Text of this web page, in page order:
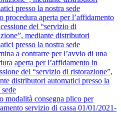
presso la nostra sede
procedura aperta per l’affidamento
del “servizio di
mediante distributori
presso la nostra sede
a contrarre per l’avvio di una
aperta per l’affidamento in
del “servizio di ristorazione”,
distributori automatici presso la
modalità consegna plico per
servizio di cassa 01/01/2021-